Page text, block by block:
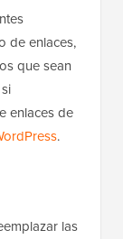
de enlaces,
que sean
enlaces de
.
las